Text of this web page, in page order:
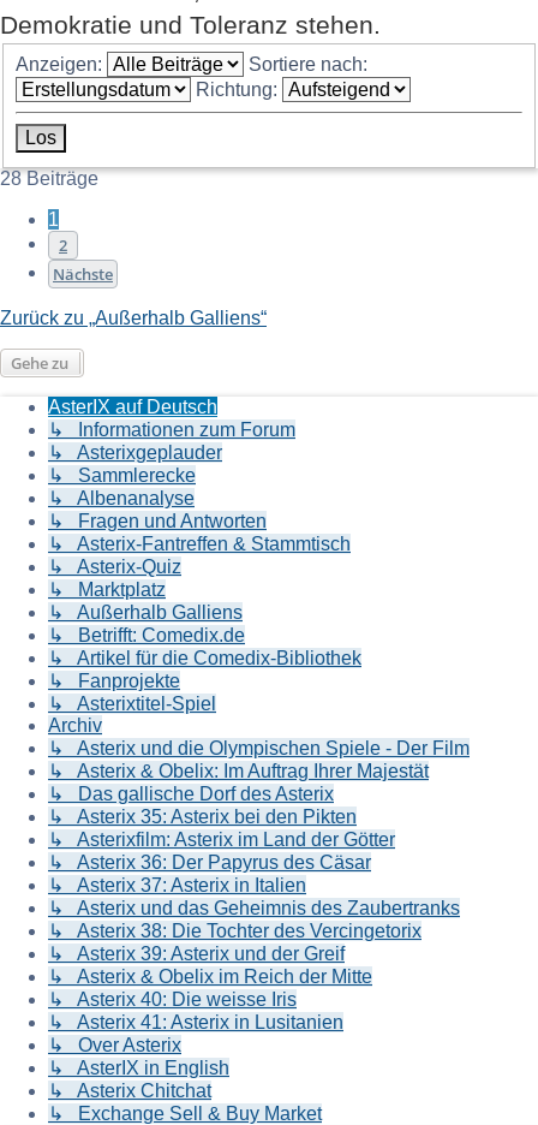
Demokratie und Toleranz stehen.
Anzeigen:
Sortiere nach:
Richtung:
28 Beiträge
1
2
Nächste
Zurück zu „Außerhalb Galliens“
Gehe zu
AsterIX auf Deutsch
↳ Informationen zum Forum
↳ Asterixgeplauder
↳ Sammlerecke
↳ Albenanalyse
↳ Fragen und Antworten
↳ Asterix-Fantreffen & Stammtisch
↳ Asterix-Quiz
↳ Marktplatz
↳ Außerhalb Galliens
↳ Betrifft: Comedix.de
↳ Artikel für die Comedix-Bibliothek
↳ Fanprojekte
↳ Asterixtitel-Spiel
Archiv
↳ Asterix und die Olympischen Spiele - Der Film
↳ Asterix & Obelix: Im Auftrag Ihrer Majestät
↳ Das gallische Dorf des Asterix
↳ Asterix 35: Asterix bei den Pikten
↳ Asterixfilm: Asterix im Land der Götter
↳ Asterix 36: Der Papyrus des Cäsar
↳ Asterix 37: Asterix in Italien
↳ Asterix und das Geheimnis des Zaubertranks
↳ Asterix 38: Die Tochter des Vercingetorix
↳ Asterix 39: Asterix und der Greif
↳ Asterix & Obelix im Reich der Mitte
↳ Asterix 40: Die weisse Iris
↳ Asterix 41: Asterix in Lusitanien
↳ Over Asterix
↳ AsterIX in English
↳ Asterix Chitchat
↳ Exchange Sell & Buy Market